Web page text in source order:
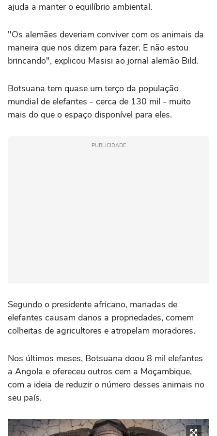
ajuda a manter o equilíbrio ambiental.
"Os alemães deveriam conviver com os animais da
maneira que nos dizem para fazer. E não estou
brincando", explicou Masisi ao jornal alemão Bild.
Botsuana tem quase um terço da população
mundial de elefantes - cerca de 130 mil - muito
mais do que o espaço disponível para eles.
PUBLICIDADE
Segundo o presidente africano, manadas de
elefantes causam danos a propriedades, comem
colheitas de agricultores e atropelam moradores.
Nos últimos meses, Botsuana doou 8 mil elefantes
a Angola e ofereceu outros cem a Moçambique,
com a ideia de reduzir o número desses animais no
seu país.